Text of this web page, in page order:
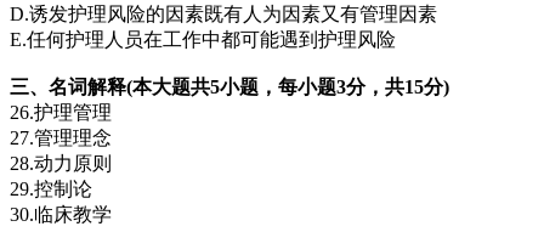
D.诱发护理风险的因素既有人为因素又有管理因素
E.任何护理人员在工作中都可能遇到护理风险
三、名词解释(本大题共5小题，每小题3分，共15分)
26.护理管理
27.管理理念
28.动力原则
29.控制论
30.临床教学